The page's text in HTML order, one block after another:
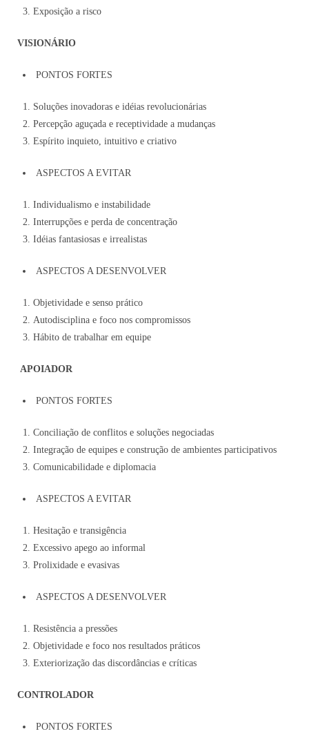
Exposição a risco
VISIONÁRIO
PONTOS FORTES
Soluções inovadoras e idéias revolucionárias
Percepção aguçada e receptividade a mudanças
Espírito inquieto, intuitivo e criativo
ASPECTOS A EVITAR
Individualismo e instabilidade
Interrupções e perda de concentração
Idéias fantasiosas e irrealistas
ASPECTOS A DESENVOLVER
Objetividade e senso prático
Autodisciplina e foco nos compromissos
Hábito de trabalhar em equipe
APOIADOR
PONTOS FORTES
Conciliação de conflitos e soluções negociadas
Integração de equipes e construção de ambientes participativos
Comunicabilidade e diplomacia
ASPECTOS A EVITAR
Hesitação e transigência
Excessivo apego ao informal
Prolixidade e evasivas
ASPECTOS A DESENVOLVER
Resistência a pressões
Objetividade e foco nos resultados práticos
Exteriorização das discordâncias e críticas
CONTROLADOR
PONTOS FORTES